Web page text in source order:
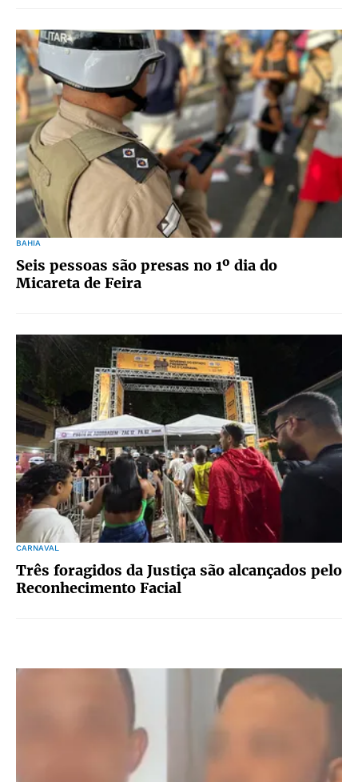
BAHIA
Seis pessoas são presas no 1º dia do
Micareta de Feira
CARNAVAL
Três foragidos da Justiça são alcançados pelo
Reconhecimento Facial